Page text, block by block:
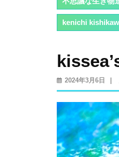
kenichi
2024年3月6日
2024
年
月
日